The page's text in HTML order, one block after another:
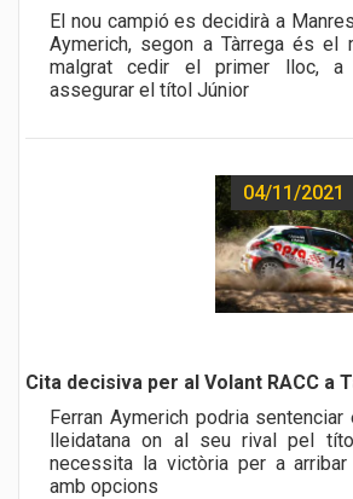
El nou campió es decidirà a
Aymerich, segon a Tàrrega és el
malgrat cedir el primer lloc, a
assegurar el títol Júnior
04/11/2021
Cita decisiva per al Volant RACC a
Ferran Aymerich podria
lleidatana on al seu rival pel
necessita la victòria per a
amb opcions